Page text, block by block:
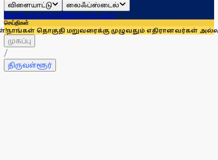
விளையாட்டு
லைஃப்ஸ்டைல்
ஜோதிடம்தமிழ்நாடுஇந்தியாஉலகம்
செய்திகள்
மறுவரைக்கு முழுவதும் எதிரானவர்கள் அல்லர்:
முகப்பு
/
திருவள்ளூர்